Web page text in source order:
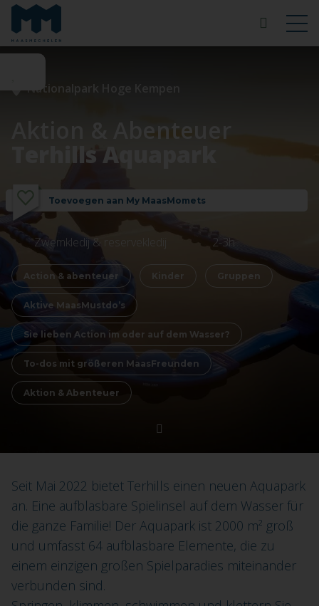
Nationalpark Hoge Kempen
Aktion & Abenteuer
Terhills Aquapark
Toevoegen aan My MaasMomets
Zwemkledij & reservekledij 2-3h
Action & abenteuer Kinder Gruppen
Aktive MaasMustdo’s
Sie lieben Action im oder auf dem Wasser?
To-dos mit größeren MaasFreunden
Aktion & Abenteuer
Seit Mai 2022 bietet Terhills einen neuen Aquapark
an. Eine aufblasbare Spielinsel auf dem Wasser für
die ganze Familie! Der Aquapark ist 2000 m² groß
und umfasst 64 aufblasbare Elemente, die zu
einem einzigen großen Spielparadies miteinander
verbunden sind.